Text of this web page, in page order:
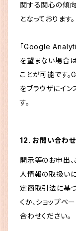
関する関心の傾
となっております。
「Google
を望まない場合
ことが可能です
をブラウザにイ
す。
12. お問い合わせ
開示等のお申出
人情報の取扱い
定商取引法に基
くか、ショップペ
合わせください。